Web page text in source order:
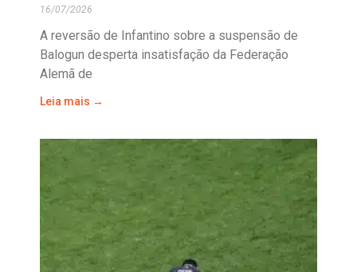
16/07/2026
A reversão de Infantino sobre a suspensão de
Balogun desperta insatisfação da Federação
Alemã de
Leia mais →